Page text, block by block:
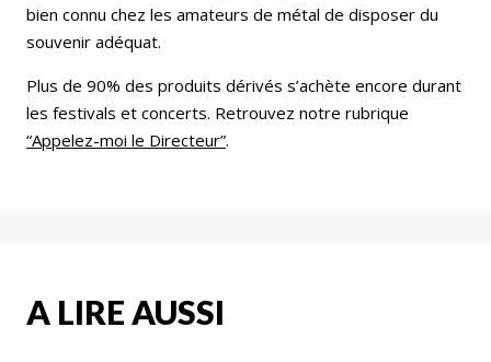
bien connu chez les amateurs de métal de disposer du
souvenir adéquat.
Plus de 90% des produits dérivés s’achète encore durant
les festivals et concerts. Retrouvez notre rubrique
“Appelez-moi le Directeur”.
A LIRE AUSSI